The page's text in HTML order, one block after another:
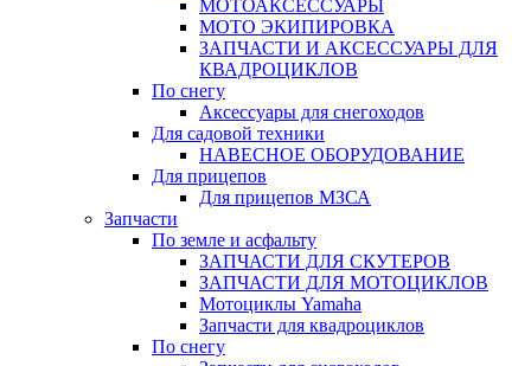
МОТОАКСЕССУАРЫ
МОТО ЭКИПИРОВКА
ЗАПЧАСТИ И АКСЕССУАРЫ ДЛЯ
КВАДРОЦИКЛОВ
По снегу
Аксессуары для снегоходов
Для садовой техники
НАВЕСНОЕ ОБОРУДОВАНИЕ
Для прицепов
Для прицепов МЗСА
Запчасти
По земле и асфальту
ЗАПЧАСТИ ДЛЯ СКУТЕРОВ
ЗАПЧАСТИ ДЛЯ МОТОЦИКЛОВ
Мотоциклы Yamaha
Запчасти для квадроциклов
По снегу